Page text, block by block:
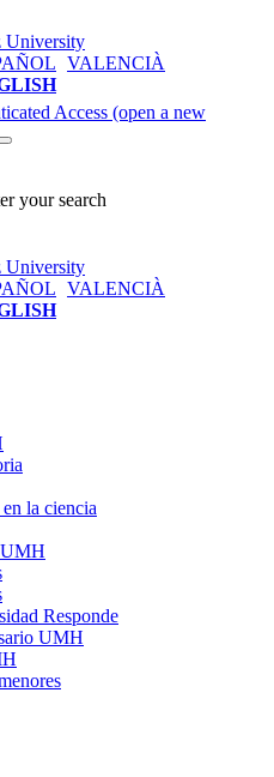
VALENCIÀ
Access (open a new
your search
VALENCIÀ
la ciencia
UMH
Responde
UMH